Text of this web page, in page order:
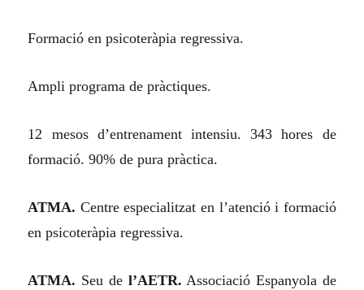
Formació en psicoteràpia regressiva.
Ampli programa de pràctiques.
12 mesos d’entrenament intensiu. 343 hores de
formació. 90% de pura pràctica.
ATMA. Centre especialitzat en l’atenció i formació
en psicoteràpia regressiva.
ATMA. Seu de l’AETR. Associació Espanyola de